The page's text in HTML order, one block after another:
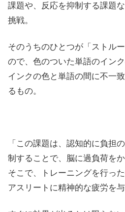
課題や、反応を抑制する課題
挑戦。
そのうちのひとつが「ストル
ので、色のついた単語のイン
インクの色と単語の間に不一
るもの。
「この課題は、認知的に負担
制することで、脳に過負荷を
そこで、トレーニングを行っ
アスリートに精神的な疲労を